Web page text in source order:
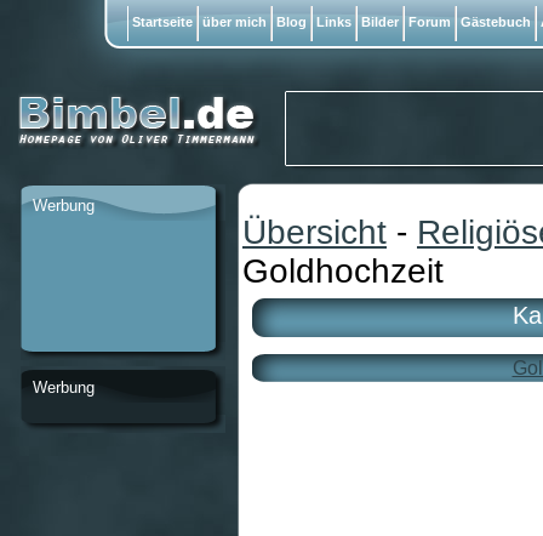
Übersicht -
Goldhochzeit
Werbung
Werbung
Startseite über mich Blog Links Bilder Forum Gästebuch